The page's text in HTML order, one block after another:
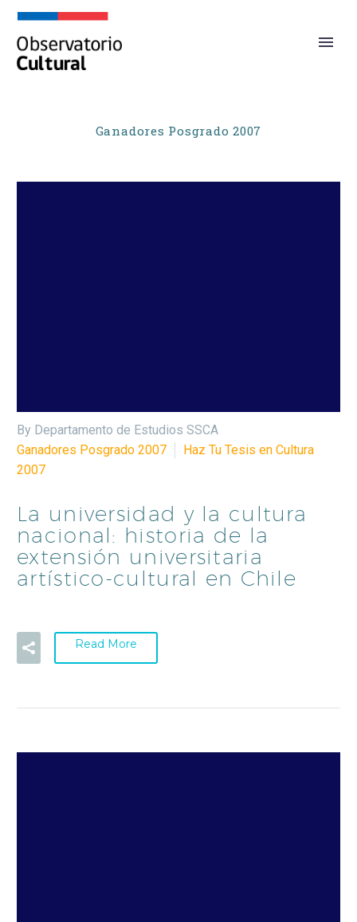
Ganadores Posgrado 2007
By Departamento de Estudios SSCA
Ganadores Posgrado 2007
Haz Tu Tesis en Cultura
2007
La universidad y la cultura
nacional: historia de la
extensión universitaria
artístico-cultural en Chile
Read More